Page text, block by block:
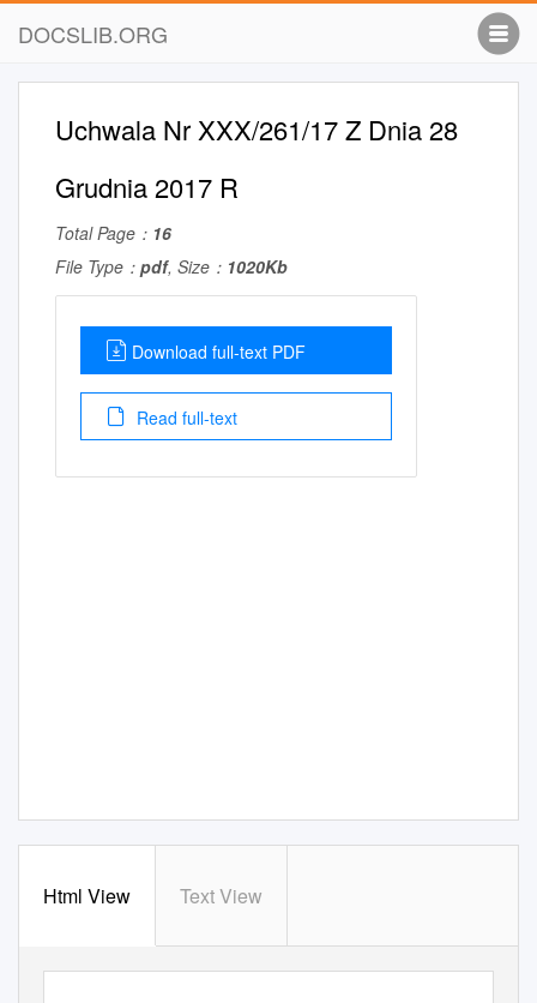
DOCSLIB.ORG
Uchwala Nr XXX/261/17 Z Dnia 28
Grudnia 2017 R
Total Page： 16
File Type： pdf, Size： 1020Kb
Download full-text PDF
Read full-text
Html View Text View